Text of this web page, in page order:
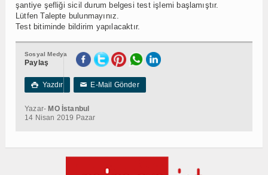
şantiye şefliği sicil durum belgesi test işlemi başlamıştır.
Lütfen Talepte bulunmayınız.
Test bitiminde bildirim yapılacaktır.
Sosyal Medya
Paylaş
 Yazdır ✉E-Mail Gönder
Yazar- MO İstanbul
14 Nisan 2019 Pazar